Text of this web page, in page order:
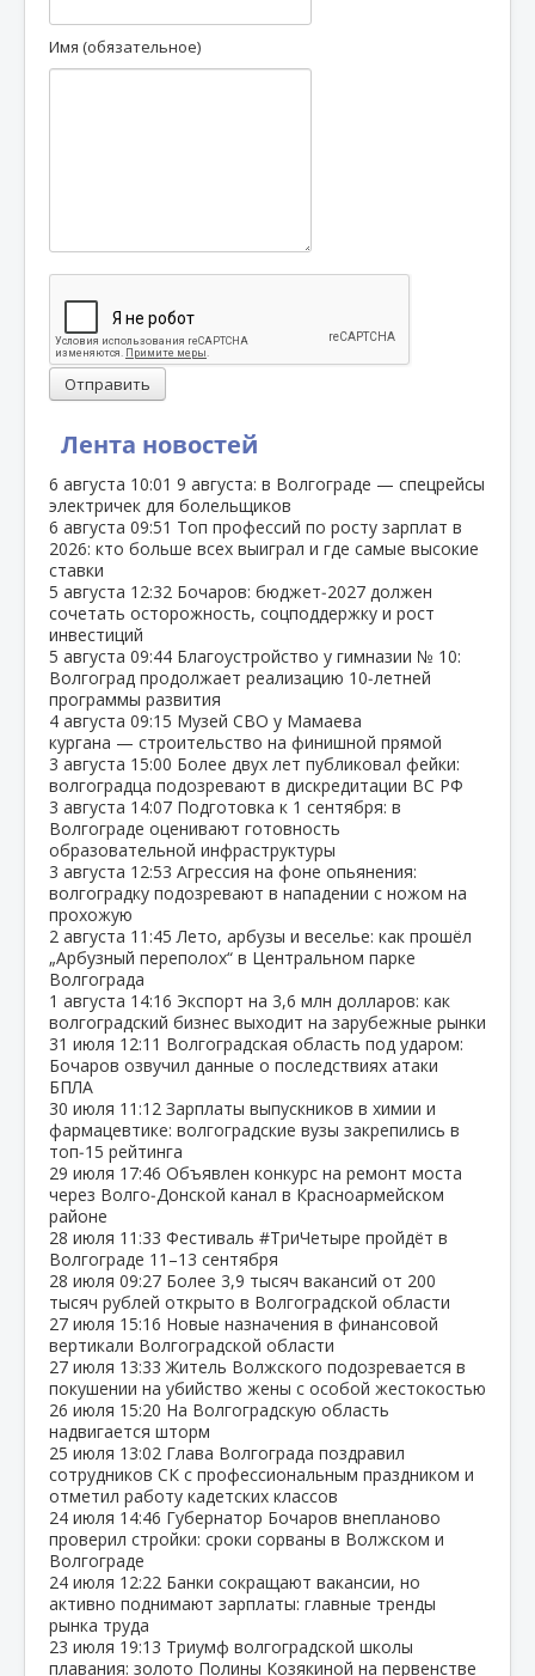
Лента новостей
6 августа 10:01 9 августа: в Волгограде — спецрейсы
электричек для болельщиков
6 августа 09:51 Топ профессий по росту зарплат в
2026: кто больше всех выиграл и где самые высокие
ставки
5 августа 12:32 Бочаров: бюджет‑2027 должен
сочетать осторожность, соцподдержку и рост
инвестиций
5 августа 09:44 Благоустройство у гимназии № 10:
Волгоград продолжает реализацию 10‑летней
программы развития
4 августа 09:15 Музей СВО у Мамаева
кургана — строительство на финишной прямой
3 августа 15:00 Более двух лет публиковал фейки:
волгоградца подозревают в дискредитации ВС РФ
3 августа 14:07 Подготовка к 1 сентября: в
Волгограде оценивают готовность
образовательной инфраструктуры
3 августа 12:53 Агрессия на фоне опьянения:
волгоградку подозревают в нападении с ножом на
прохожую
2 августа 11:45 Лето, арбузы и веселье: как прошёл
„Арбузный переполох“ в Центральном парке
Волгограда
1 августа 14:16 Экспорт на 3,6 млн долларов: как
волгоградский бизнес выходит на зарубежные рынки
31 июля 12:11 Волгоградская область под ударом:
Бочаров озвучил данные о последствиях атаки
БПЛА
30 июля 11:12 Зарплаты выпускников в химии и
фармацевтике: волгоградские вузы закрепились в
топ‑15 рейтинга
29 июля 17:46 Объявлен конкурс на ремонт моста
через Волго‑Донской канал в Красноармейском
районе
28 июля 11:33 Фестиваль #ТриЧетыре пройдёт в
Волгограде 11–13 сентября
28 июля 09:27 Более 3,9 тысяч вакансий от 200
тысяч рублей открыто в Волгоградской области
27 июля 15:16 Новые назначения в финансовой
вертикали Волгоградской области
27 июля 13:33 Житель Волжского подозревается в
покушении на убийство жены с особой жестокостью
26 июля 15:20 На Волгоградскую область
надвигается шторм
25 июля 13:02 Глава Волгограда поздравил
сотрудников СК с профессиональным праздником и
отметил работу кадетских классов
24 июля 14:46 Губернатор Бочаров внепланово
проверил стройки: сроки сорваны в Волжском и
Волгограде
24 июля 12:22 Банки сокращают вакансии, но
активно поднимают зарплаты: главные тренды
рынка труда
23 июля 19:13 Триумф волгоградской школы
плавания: золото Полины Козякиной на первенстве
Имя (обязательное)
Отправить